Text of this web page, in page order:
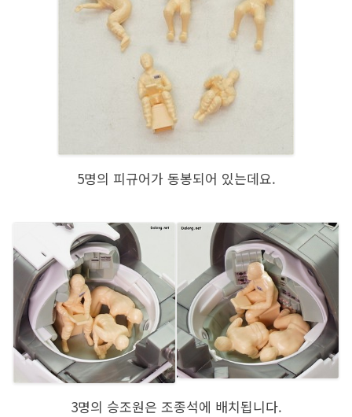
5명의 피규어가 동봉되어 있는데요.
3명의 승조원은 조종석에 배치됩니다.